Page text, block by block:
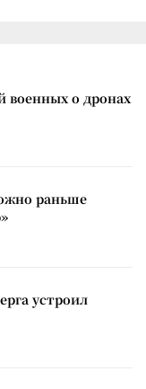
военных о дронах
раньше
устроил